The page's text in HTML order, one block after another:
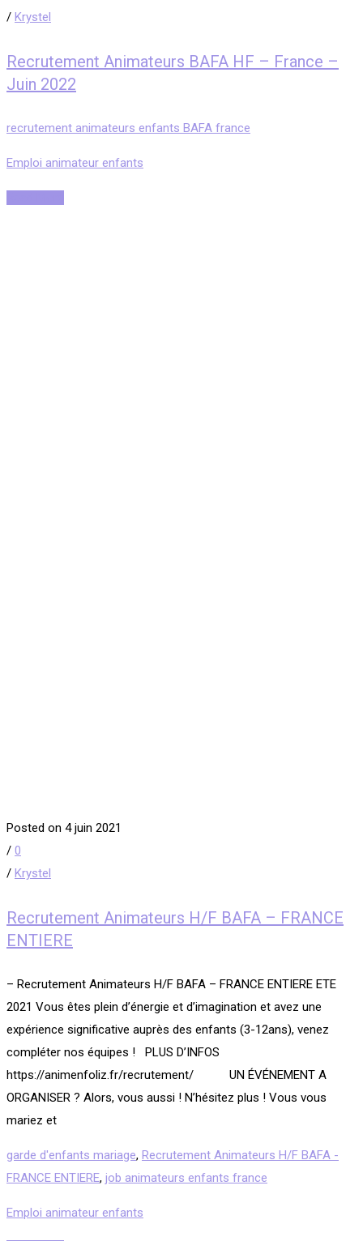
/ Krystel
Recrutement Animateurs BAFA HF – France –
Juin 2022
recrutement animateurs enfants BAFA france
Emploi animateur enfants
Posted on 4 juin 2021
/ 0
/ Krystel
Recrutement Animateurs H/F BAFA – FRANCE
ENTIERE
– Recrutement Animateurs H/F BAFA – FRANCE ENTIERE ETE
2021 Vous êtes plein d’énergie et d’imagination et avez une
expérience significative auprès des enfants (3-12ans), venez
compléter nos équipes ! PLUS D’INFOS
https://animenfoliz.fr/recrutement/ UN ÉVÉNEMENT A
ORGANISER ? Alors, vous aussi ! N’hésitez plus ! Vous vous
mariez et
garde d'enfants mariage, Recrutement Animateurs H/F BAFA -
FRANCE ENTIERE, job animateurs enfants france
Emploi animateur enfants